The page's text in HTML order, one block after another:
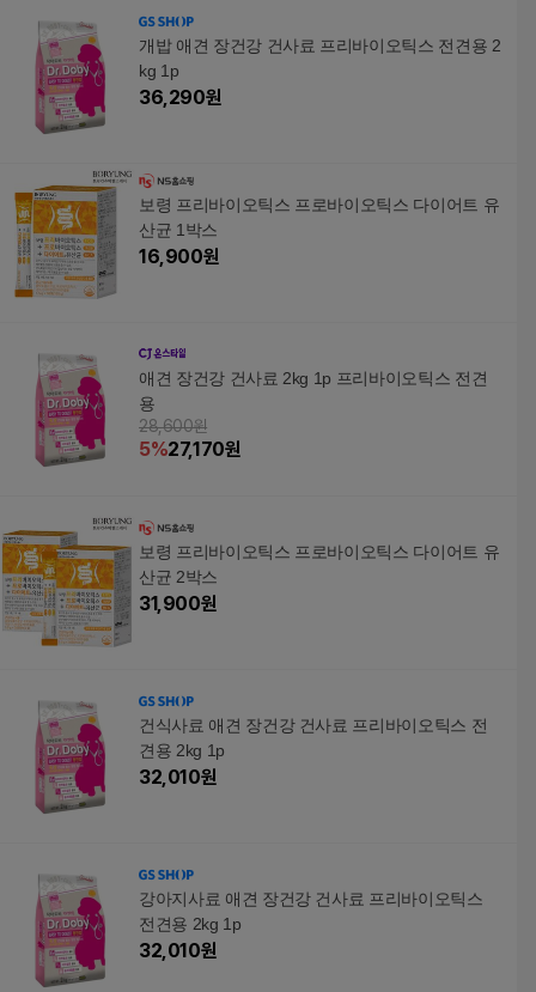
개밥 애견 장건강 건사료 프리바이오틱스 전견용 2
kg 1p
36,290원
보령 프리바이오틱스 프로바이오틱스 다이어트 유
산균 1박스
16,900원
애견 장건강 건사료 2kg 1p 프리바이오틱스 전견
용
28,600원
5%27,170원
보령 프리바이오틱스 프로바이오틱스 다이어트 유
산균 2박스
31,900원
건식사료 애견 장건강 건사료 프리바이오틱스 전
견용 2kg 1p
32,010원
강아지사료 애견 장건강 건사료 프리바이오틱스
전견용 2kg 1p
32,010원